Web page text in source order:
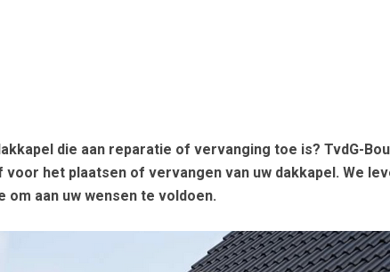
die aan reparatie of vervanging toe is? TvdG-
het plaatsen of vervangen van uw dakkapel. We
om aan uw wensen te voldoen.